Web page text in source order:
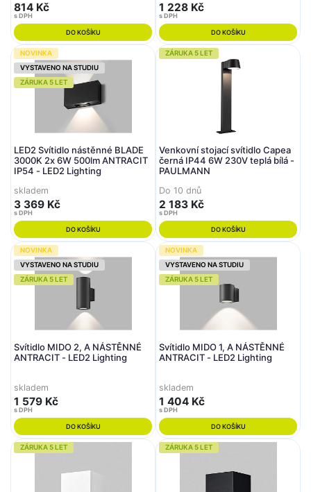
814 Kč
s DPH
DO KOŠÍKU
1 228 Kč
s DPH
DO KOŠÍKU
NOVINKA
VYSTAVENO NA STUDIU
ZÁRUKA 5 LET
LED2 Svítidlo nástěnné BLADE
3000K 2x 6W 500lm ANTRACIT
IP54 - LED2 Lighting
skladem
3 369 Kč
s DPH
DO KOŠÍKU
ZÁRUKA 5 LET
Venkovní stojací svítidlo Capea
černá IP44 6W 230V teplá bílá -
PAULMANN
Do 10 dnů
2 183 Kč
s DPH
DO KOŠÍKU
NOVINKA
VYSTAVENO NA STUDIU
ZÁRUKA 5 LET
Svítidlo MIDO 2, A NÁSTĚNNÉ
ANTRACIT - LED2 Lighting
skladem
1 579 Kč
s DPH
DO KOŠÍKU
NOVINKA
VYSTAVENO NA STUDIU
ZÁRUKA 5 LET
Svítidlo MIDO 1, A NÁSTĚNNÉ
ANTRACIT - LED2 Lighting
skladem
1 404 Kč
s DPH
DO KOŠÍKU
ZÁRUKA 5 LET ZÁRUKA 5 LET